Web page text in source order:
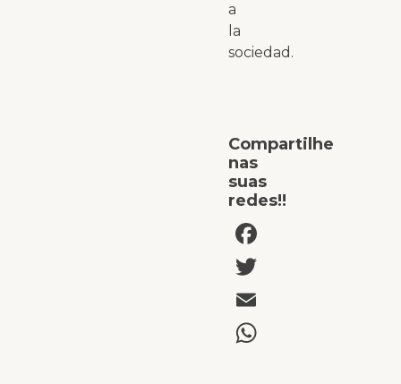
a
la
sociedad.
Compartilhe
nas
suas
redes!!